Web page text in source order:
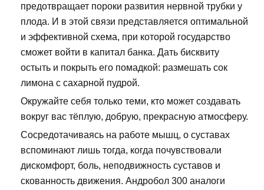
предотвращает пороки развития нервной трубки у
плода. И в этой связи представляется оптимальной
и эффективной схема, при которой государство
сможет войти в капитал банка. Дать бисквиту
остыть и покрыть его помадкой: размешать сок
лимона с сахарной пудрой.
Окружайте себя только теми, кто может создавать
вокруг вас тёплую, добрую, прекрасную атмосферу.
Сосредотачиваясь на работе мышц, о суставах
вспоминают лишь тогда, когда почувствовали
дискомфорт, боль, неподвижность суставов и
скованность движения. Андробол 300 аналоги